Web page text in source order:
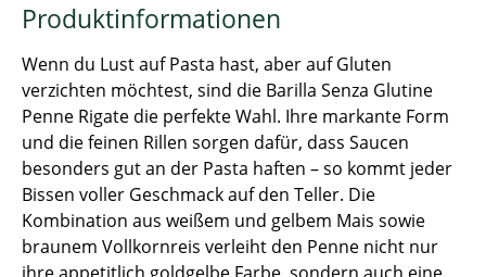
Produktinformationen
Wenn du Lust auf Pasta hast, aber auf Gluten
verzichten möchtest, sind die Barilla Senza Glutine
Penne Rigate die perfekte Wahl. Ihre markante Form
und die feinen Rillen sorgen dafür, dass Saucen
besonders gut an der Pasta haften – so kommt jeder
Bissen voller Geschmack auf den Teller. Die
Kombination aus weißem und gelbem Mais sowie
braunem Vollkornreis verleiht den Penne nicht nur